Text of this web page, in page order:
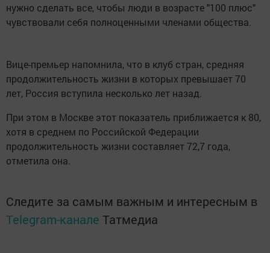
нужно сделать все, чтобы люди в возрасте "100 плюс"
чувствовали себя полноценными членами общества.
Вице-премьер напомнила, что в клуб стран, средняя
продолжительность жизни в которых превышает 70
лет, Россия вступила несколько лет назад.
При этом в Москве этот показатель приближается к 80,
хотя в среднем по Российской Федерации
продолжительность жизни составляет 72,7 года,
отметила она.
Следите за самым важным и интересным в
Telegram-канале Татмедиа